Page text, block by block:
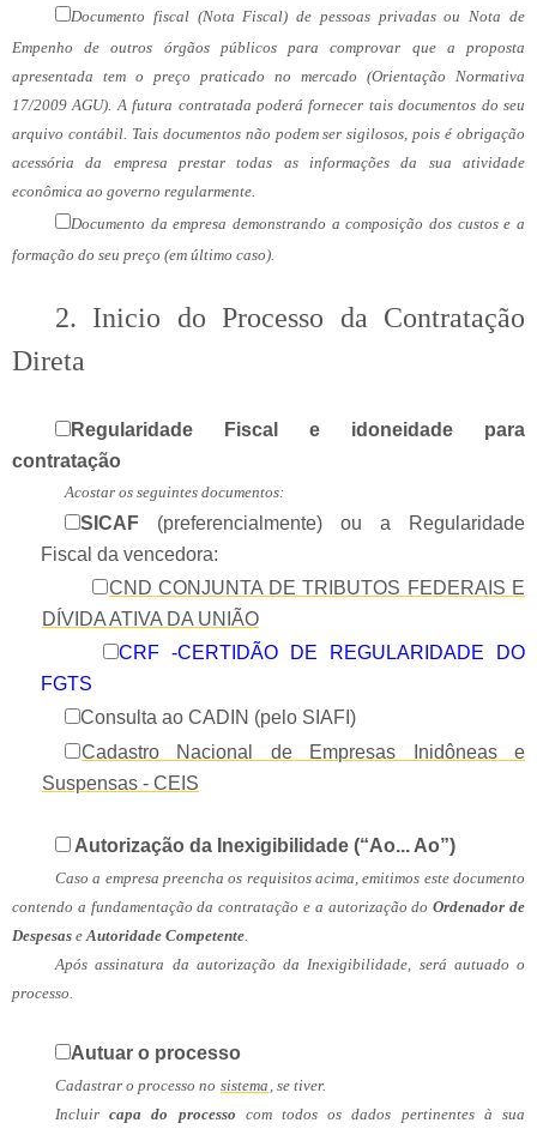
Documento fiscal (Nota Fiscal) de pessoas privadas ou Nota de
Empenho de outros órgãos públicos para comprovar que a proposta
apresentada tem o preço praticado no mercado (Orientação Normativa
17/2009 AGU). A futura contratada poderá fornecer tais documentos do seu
arquivo contábil. Tais documentos não podem ser sigilosos, pois é obrigação
acessória da empresa prestar todas as informações da sua atividade
econômica ao governo regularmente.
Documento da empresa demonstrando a composição dos custos e a
formação do seu preço (em último caso).
2. Inicio do Processo da Contratação
Direta
Regularidade Fiscal e idoneidade para
contratação
Acostar os seguintes documentos:
SICAF (preferencialmente) ou a Regularidade
Fiscal da vencedora:
CND CONJUNTA DE TRIBUTOS FEDERAIS E
DÍVIDA ATIVA DA UNIÃO
CRF -CERTIDÃO DE REGULARIDADE DO
FGTS
Consulta ao CADIN (pelo SIAFI)
Cadastro Nacional de Empresas Inidôneas e
Suspensas - CEIS
Autorização da Inexigibilidade (“Ao... Ao”)
Caso a empresa preencha os requisitos acima, emitimos este documento
contendo a fundamentação da contratação e a autorização doOrdenador de
Despesas e Autoridade Competente
Após assinatura da autorização da Inexigibilidade, será autuado o
processo.
Autuar o processo
Cadastrar o processo no sistema , se tiver.
Incluircapa do processo com todos os dados pertinentes à sua